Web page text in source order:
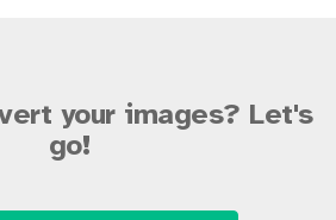
your images? Let's
go!